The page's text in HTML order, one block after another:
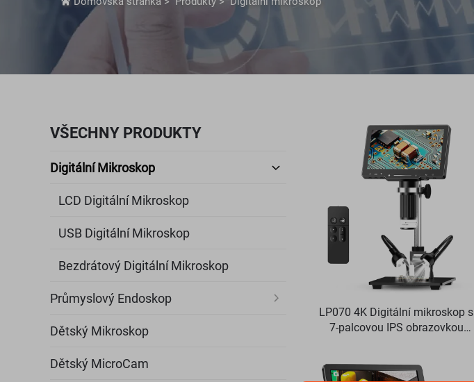
VŠECHNY PRODUKTY
Digitální Mikroskop
LCD Digitální Mikroskop
USB Digitální Mikroskop
Bezdrátový Digitální Mikroskop
Průmyslový Endoskop
Dětský Mikroskop
Dětský MicroCam
LP070 4K Digitální mikroskop s
7-palcovou IPS obrazovkou